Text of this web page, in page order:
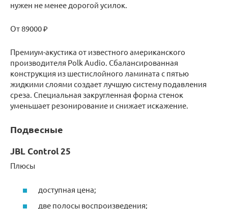
нужен не менее дорогой усилок.
От 89000 ₽
Премиум-акустика от известного американского
производителя Polk Audio. Сбалансированная
конструкция из шестислойного ламината с пятью
жидкими слоями создает лучшую систему подавления
среза. Специальная закругленная форма стенок
уменьшает резонирование и снижает искажение.
Подвесные
JBL Control 25
Плюсы
доступная цена;
две полосы воспроизведения;